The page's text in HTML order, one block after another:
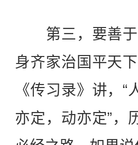
第三，要善于
身齐家治国平天
《传习录》讲，
亦定，动亦定”，